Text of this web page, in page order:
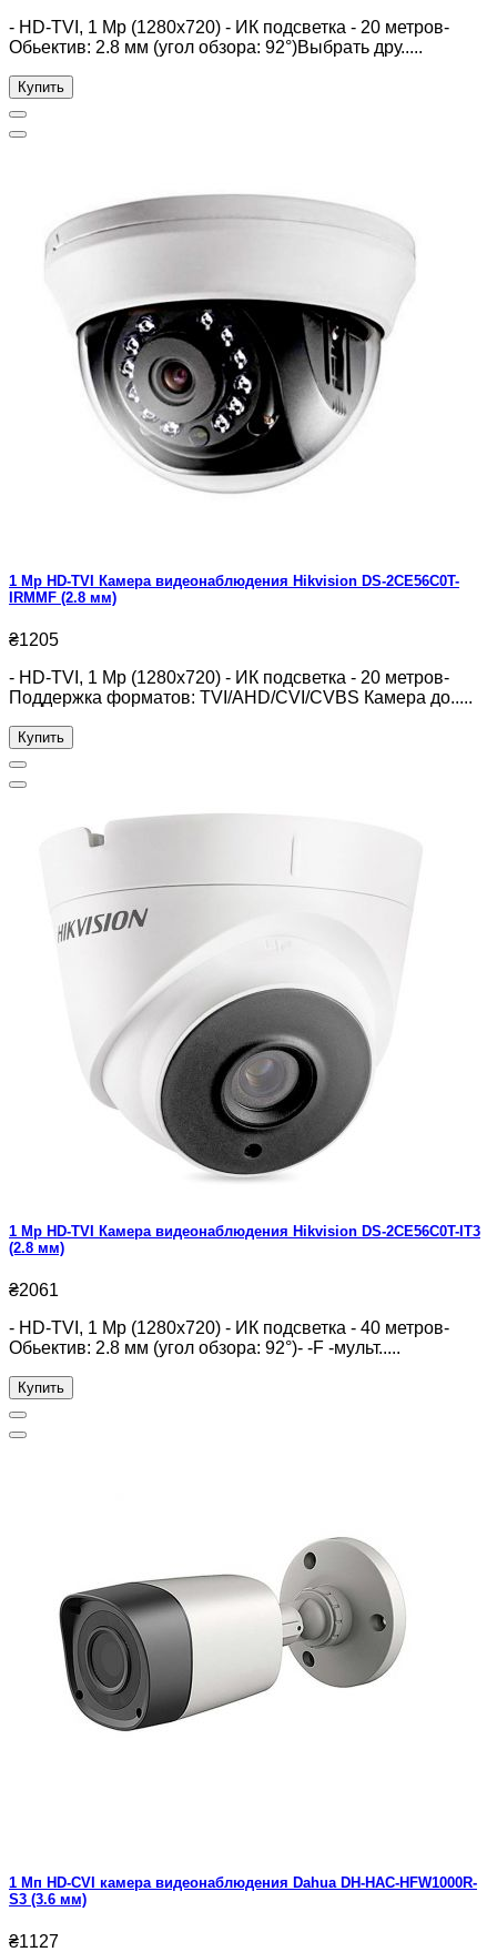
- HD-TVI, 1 Mp (1280x720) - ИК подсветка - 20 метров-
Обьектив: 2.8 мм (угол обзора: 92°)Выбрать дру.....
Купить
1 Mp HD-TVI Камера видеонаблюдения Hikvision DS-2CE56C0T-
IRMMF (2.8 мм)
₴1205
- HD-TVI, 1 Mp (1280x720) - ИК подсветка - 20 метров-
Поддержка форматов: TVI/AHD/CVI/CVBS Камера до.....
Купить
1 Mp HD-TVI Камера видеонаблюдения Hikvision DS-2CE56C0T-IT3
(2.8 мм)
₴2061
- HD-TVI, 1 Mp (1280x720) - ИК подсветка - 40 метров-
Обьектив: 2.8 мм (угол обзора: 92°)- -F -мульт.....
Купить
1 Мп HD-CVI камера видеонаблюдения Dahua DH-HAC-HFW1000R-
S3 (3.6 мм)
₴1127